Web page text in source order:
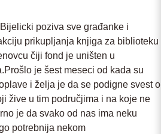
poziva sve građanke i
prikupljanja knjiga za biblioteku
čiji fond je uništen u
je šest meseci od kada su
i želja je da se podigne svest o
žive u tim područjima i na koje ne
je da svako od nas ima neku
potrebnija nekom